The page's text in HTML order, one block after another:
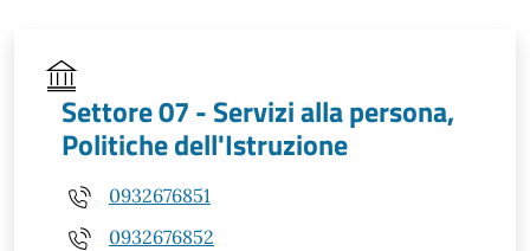
Settore 07 - Servizi alla persona,
Politiche dell'Istruzione
0932676851
0932676852